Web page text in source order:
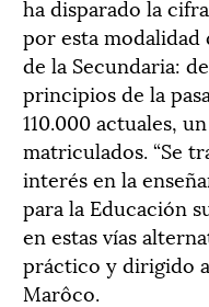
ha disparado la
por esta
de la Secundaria:
principios de la
110.000 actuales,
matriculados. “Se
interés en la
para la Educación
en estas vías
práctico y dirigido
Marôco.